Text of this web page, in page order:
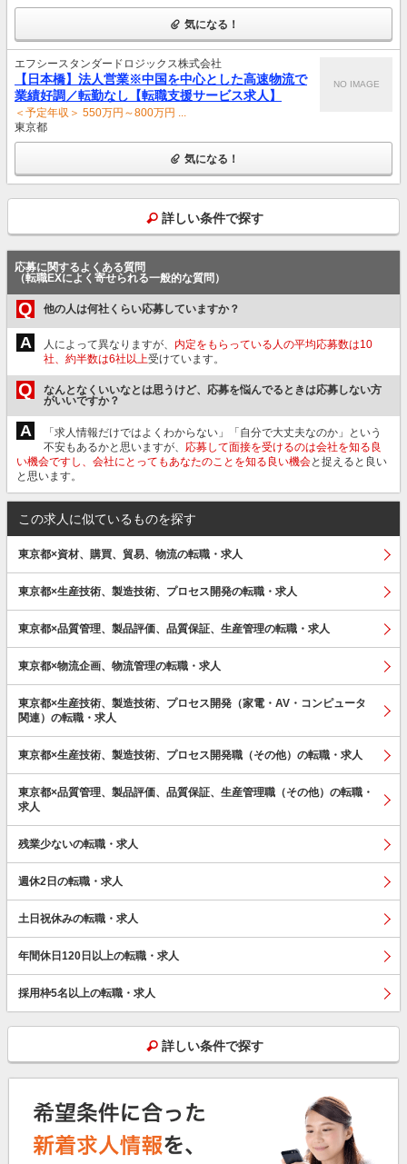
気になる！
エフシースタンダードロジックス株式会社
【日本橋】法人営業※中国を中心とした高速物流で
業績好調／転勤なし【転職支援サービス求人】
＜予定年収＞ 550万円～800万円 ...
東京都
NO IMAGE
気になる！
詳しい条件で探す
応募に関するよくある質問
（転職EXによく寄せられる一般的な質問）
Q 他の人は何社くらい応募していますか？
A 人によって異なりますが、 内定をもらっている人の平均応募数は10
社、約半数は6社以上受けています。
Q
なんとなくいいなとは思うけど、応募を悩んでるときは応募しない方
がいいですか？
A
「求人情報だけではよくわからない」「自分で大丈夫なのか」という
不安もあるかと思いますが、 応募して面接を受けるのは会社を知る良
い機会ですし、会社にとってもあなたのことを知る良い機会と捉えると良い
と思います。
この求人に似ているものを探す
東京都×資材、購買、貿易、物流の転職・求人
東京都×生産技術、製造技術、プロセス開発の転職・求人
東京都×品質管理、製品評価、品質保証、生産管理の転職・求人
東京都×物流企画、物流管理の転職・求人
東京都×生産技術、製造技術、プロセス開発（家電・AV・コンピュータ
関連）の転職・求人
東京都×生産技術、製造技術、プロセス開発職（その他）の転職・求人
東京都×品質管理、製品評価、品質保証、生産管理職（その他）の転職・
求人
残業少ないの転職・求人
週休2日の転職・求人
土日祝休みの転職・求人
年間休日120日以上の転職・求人
採用枠5名以上の転職・求人
詳しい条件で探す